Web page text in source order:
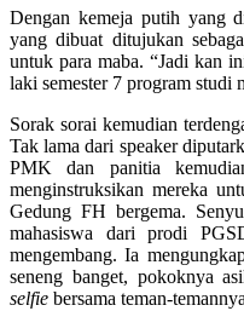
Dengan kemeja putih yang
yang dibuat ditujukan
untuk para maba. “Jadi kan
laki semester 7 program studi
Sorak sorai kemudian
Tak lama dari speaker
PMK dan panitia
menginstruksikan mereka
Gedung FH bergema.
mahasiswa dari prodi
mengembang. Ia
seneng banget, pokoknya
selfie bersama teman-